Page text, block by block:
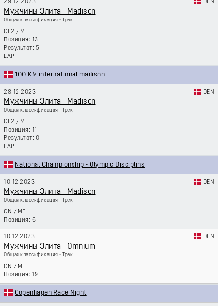
29.12.2023 DEN
Мужчины Элита - Madison
Общая классификация - Трек
CL2 / ME
13
5
LAP
100 KM international madison
28.12.2023 DEN
Мужчины Элита - Madison
Общая классификация - Трек
CL2 / ME
11
0
LAP
National Championship - Olympic Disciplins
10.12.2023 DEN
Мужчины Элита - Madison
Общая классификация - Трек
CN / ME
6
10.12.2023 DEN
Мужчины Элита - Omnium
Общая классификация - Трек
CN / ME
19
Copenhagen Race Night